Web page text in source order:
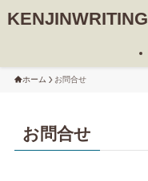
KENJINWRITING
ホーム お問合せ
お問合せ